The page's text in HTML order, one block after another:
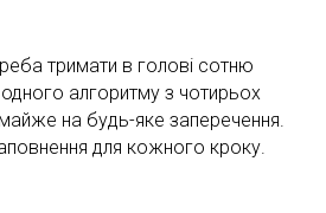
тримати в голові сотню
алгоритму з чотирьох
на будь-яке заперечення.
для кожного кроку.